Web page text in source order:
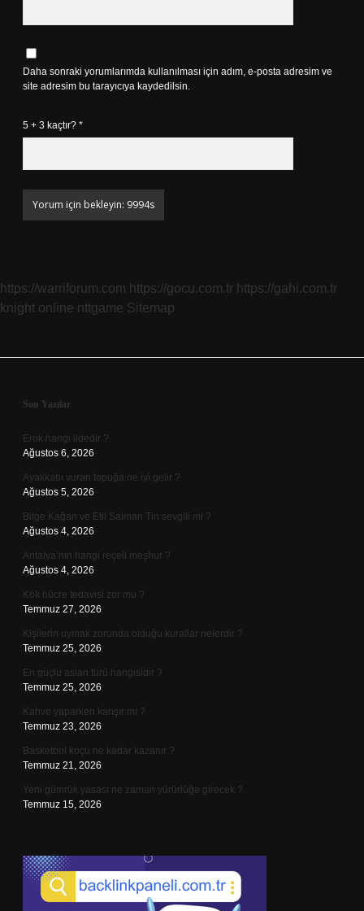
Daha sonraki yorumlarımda kullanılması için adım, e-posta adresim ve
site adresim bu tarayıcıya kaydedilsin.
5 + 3 kaçtır? *
https://warriforum.com https://gocu.com.tr https://gahi.com.tr
knight online nttgame Sitemap
Sidebar
Son Yazılar
Erok hangi ildedir ?
Ağustos 6, 2026
Ayakkabı vuran topuğa ne iyi gelir ?
Ağustos 5, 2026
Bilge Kağan ve Etil Salman Tin sevgili mi ?
Ağustos 4, 2026
Antalya’nın hangi reçeli meşhur ?
Ağustos 4, 2026
Kök hücre tedavisi zor mu ?
Temmuz 27, 2026
Kişilerin uymak zorunda olduğu kurallar nelerdir ?
Temmuz 25, 2026
En güçlü aslan türü hangisidir ?
Temmuz 25, 2026
Kahve yaparken karışır mı ?
Temmuz 23, 2026
Basketbol koçu ne kadar kazanır ?
Temmuz 21, 2026
Yeni gümrük yasası ne zaman yürürlüğe girecek ?
Temmuz 15, 2026